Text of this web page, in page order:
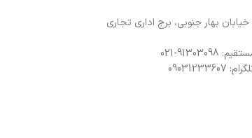
بهار جنوبی، برج اداری تجاری